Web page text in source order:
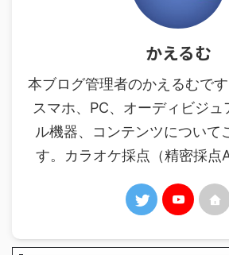
かえるむ
本ブログ管理者のかえるむです
スマホ、PC、オーディビジュ
ル機器、コンテンツについて
す。カラオケ採点（精密採点